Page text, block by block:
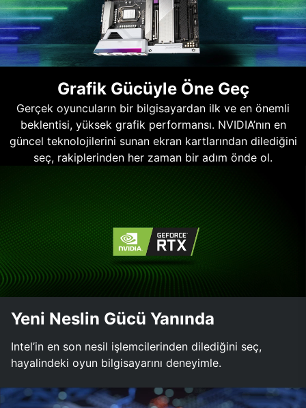
Grafik Gücüyle Öne Geç
Gerçek oyuncuların bir bilgisayardan ilk ve en önemli
beklentisi, yüksek grafik performansı. NVIDIA’nın en
güncel teknolojilerini sunan ekran kartlarından dilediğini
seç, rakiplerinden her zaman bir adım önde ol.
Yeni Neslin Gücü Yanında
Intel’in en son nesil işlemcilerinden dilediğini seç,
hayalindeki oyun bilgisayarını deneyimle.